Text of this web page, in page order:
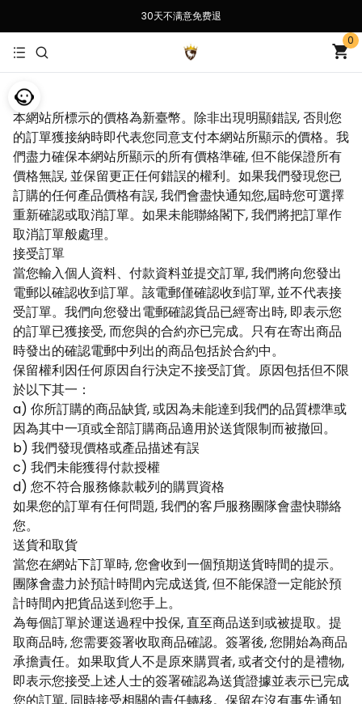
30天不满意免费退
0
價格
本網站所標示的價格為新臺幣。除非出現明顯錯誤, 否則您
的訂單獲接納時即代表您同意支付本網站所顯示的價格。我
們盡力確保本網站所顯示的所有價格準確, 但不能保證所有
價格無誤, 並保留更正任何錯誤的權利。如果我們發現您已
訂購的任何產品價格有誤, 我們會盡快通知您,屆時您可選擇
重新確認或取消訂單。如果未能聯絡閣下, 我們將把訂單作
取消訂單般處理。
接受訂單
當您輸入個人資料、付款資料並提交訂單, 我們將向您發出
電郵以確認收到訂單。該電郵僅確認收到訂單, 並不代表接
受訂單。我們向您發出電郵確認貨品已經寄出時, 即表示您
的訂單已獲接受, 而您與的合約亦已完成。只有在寄出商品
時發出的確認電郵中列出的商品包括於合約中。
保留權利因任何原因自行決定不接受訂貨。原因包括但不限
於以下其一：
a) 你所訂購的商品缺貨, 或因為未能達到我們的品質標準或
因為其中一項或全部訂購商品適用於送貨限制而被撤回。
b) 我們發現價格或產品描述有誤
c) 我們未能獲得付款授權
d) 您不符合服務條款載列的購買資格
如果您的訂單有任何問題, 我們的客戶服務團隊會盡快聯絡
您。
送貨和取貨
當您在網站下訂單時, 您會收到一個預期送貨時間的提示。
團隊會盡力於預計時間內完成送貨, 但不能保證一定能於預
計時間內把貨品送到您手上。
為每個訂單於運送過程中投保, 直至商品送到或被提取。提
取商品時, 您需要簽署收取商品確認。簽署後, 您開始為商品
承擔責任。如果取貨人不是原來購買者, 或者交付的是禮物,
即表示您接受上述人士的簽署確認為送貨證據並表示已完成